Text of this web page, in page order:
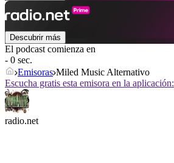
Descubrir más
El podcast comienza en
- 0 sec.
Emisoras Miled Music Alternativo
Escucha gratis esta emisora en la aplicación:
radio.net